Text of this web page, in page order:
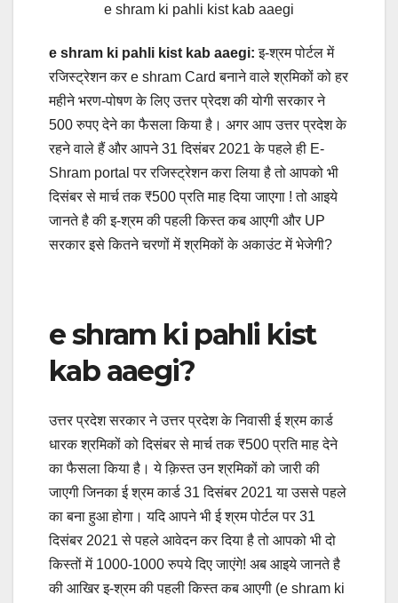
e shram ki pahli kist kab aaegi
e shram ki pahli kist kab aaegi: इ-श्रम पोर्टल में
रजिस्ट्रेशन कर e shram Card बनाने वाले श्रमिकों को हर
महीने भरण-पोषण के लिए उत्तर प्रेदश की योगी सरकार ने
500 रुपए देने का फैसला किया है। अगर आप उत्तर प्रदेश के
रहने वाले हैं और आपने 31 दिसंबर 2021 के पहले ही E-
Shram portal पर रजिस्ट्रेशन करा लिया है तो आपको भी
दिसंबर से मार्च तक ₹500 प्रति माह दिया जाएगा ! तो आइये
जानते है की इ-श्रम की पहली किस्त कब आएगी और UP
सरकार इसे कितने चरणों में श्रमिकों के अकाउंट में भेजेगी?
e shram ki pahli kist
kab aaegi?
उत्तर प्रदेश सरकार ने उत्तर प्रदेश के निवासी ई श्रम कार्ड
धारक श्रमिकों को दिसंबर से मार्च तक ₹500 प्रति माह देने
का फैसला किया है। ये क़िस्त उन श्रमिकों को जारी की
जाएगी जिनका ई श्रम कार्ड 31 दिसंबर 2021 या उससे पहले
का बना हुआ होगा। यदि आपने भी ई श्रम पोर्टल पर 31
दिसंबर 2021 से पहले आवेदन कर दिया है तो आपको भी दो
किस्तों में 1000-1000 रुपये दिए जाएंगे! अब आइये जानते है
की आखिर इ-श्रम की पहली किस्त कब आएगी (e shram ki